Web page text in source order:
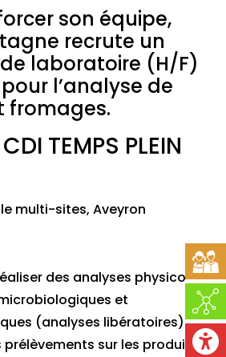
son équipe,
recrute un
laboratoire (H/F)
l’analyse de
fromages.
TEMPS PLEIN
multi-sites, Aveyron
des analyses physico-
et
(analyses libératoires).
prélèvements sur les produits.